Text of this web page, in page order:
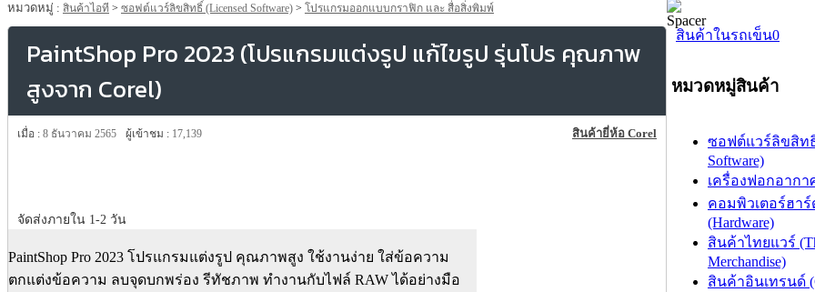
หมวดหมู่ : สินค้าไอที > ซอฟต์แวร์ลิขสิทธิ์ (Licensed Software) > โปรแกรมออกแบบกราฟิก และ สื่อสิ่งพิมพ์
PaintShop Pro 2023 (โปรแกรมแต่งรูป แก้ไขรูป รุ่นโปร คุณภาพ
สูงจาก Corel)
เมื่อ : 8 ธันวาคม 2565 ผู้เข้าชม : 17,139 สินค้ายี่ห้อ Corel
จัดส่งภายใน 1-2 วัน
PaintShop Pro 2023 โปรแกรมแต่งรูป คุณภาพสูง ใช้งานง่าย ใส่ข้อความ
ตกแต่งข้อความ ลบจุดบกพร่อง รีทัชภาพ ทำงานกับไฟล์ RAW ได้อย่างมือ
สินค้าในรถเข็น0
หมวดหมู่สินค้า
ซอฟต์แวร์ลิขสิทธิ์
Software)
เครื่องฟอกอากา
คอมพิวเตอร์ฮาร์
(Hardware)
สินค้าไทยแวร์
Merchandise)
สินค้าอินเทรนด์